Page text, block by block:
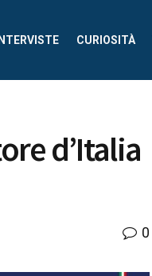
INTERVISTE CURIOSITÀ
d’Italia
0